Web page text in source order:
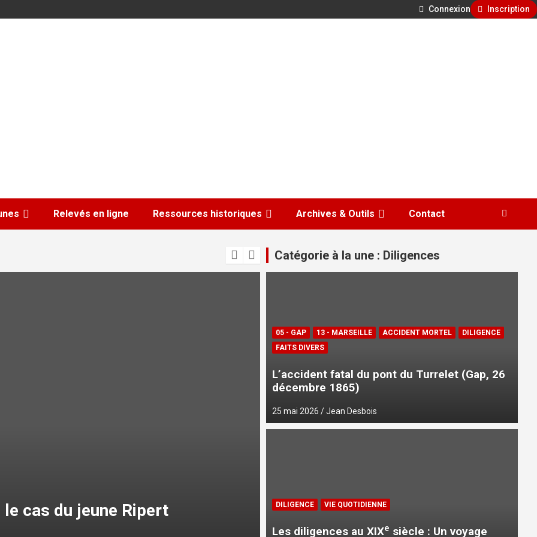
Connexion Inscription
Relevés en ligne Ressources historiques Archives & Outils Contact
cas du jeune Ripert
Tombé d’une échelle (Boulbon,
Catégorie à la une : Diligences
05 - GAP 13 - MARSEILLE ACCIDENT MORTEL
DILIGENCE
FAITS DIVERS
L’accident fatal du pont du Turrelet (Gap, 26
décembre 1865)
25 mai 2026 Jean Desbois
DILIGENCE VIE QUOTIDIENNE
Les diligences au XIXe siècle : Un voyage